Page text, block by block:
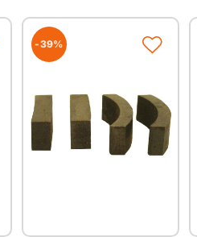
Diamanten und
wir immer
-39%